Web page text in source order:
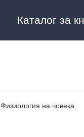
Каталог за
Физиология на човека